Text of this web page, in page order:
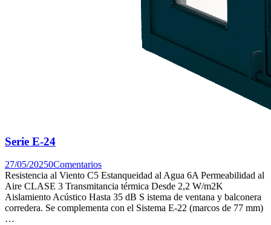
Serie E-24
27/05/20250Comentarios
Resistencia al Viento C5 Estanqueidad al Agua 6A Permeabilidad al
Aire CLASE 3 Transmitancia térmica Desde 2,2 W/m2K
Aislamiento Acústico Hasta 35 dB S istema de ventana y balconera
corredera. Se complementa con el Sistema E-22 (marcos de 77 mm)
…